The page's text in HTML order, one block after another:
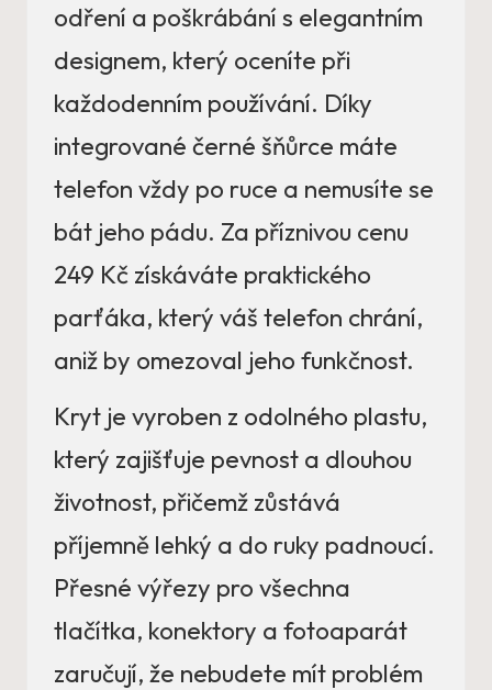
odření a poškrábání s elegantním
designem, který oceníte při
každodenním používání. Díky
integrované černé šňůrce máte
telefon vždy po ruce a nemusíte se
bát jeho pádu. Za příznivou cenu
249 Kč získáváte praktického
parťáka, který váš telefon chrání,
aniž by omezoval jeho funkčnost.
Kryt je vyroben z odolného plastu,
který zajišťuje pevnost a dlouhou
životnost, přičemž zůstává
příjemně lehký a do ruky padnoucí.
Přesné výřezy pro všechna
tlačítka, konektory a fotoaparát
zaručují, že nebudete mít problém